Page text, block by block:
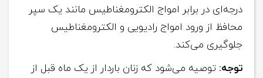
درجه‌ای در برابر امواج الکترومغناطیس مانند یک سپر
محافظ از ورود امواج رادیویی و الکترومغناطیس
جلوگیری می‌کند.
توجه: توصیه می‌شود که زنان باردار از یک ماه قبل از